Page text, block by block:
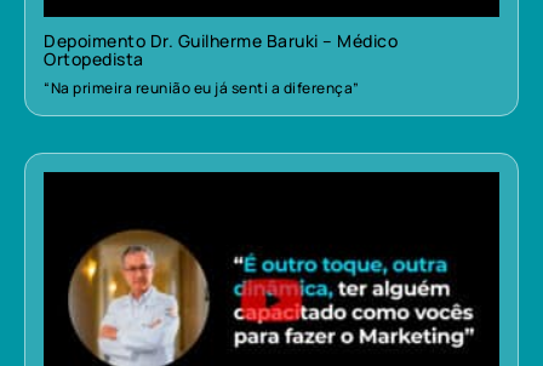
Depoimento Dr. Guilherme Baruki – Médico
Ortopedista
“Na primeira reunião eu já senti a diferença”